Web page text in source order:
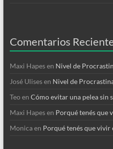
Comentarios
Maxi Hapesen Nivel de
José Ulisesen Nivel de
Teo en Cómo evitar una pelea sin
Maxi Hapesen Porqué tenés que
Monicaen Porqué tenés que vivir